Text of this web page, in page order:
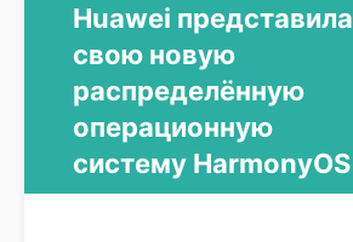
Huawei представила
свою новую
распределённую
операционную
систему HarmonyOS